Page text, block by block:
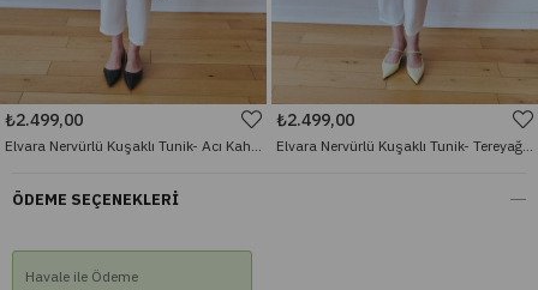
₺2.499,00 ₺2.499,00
ÖDEME SEÇENEKLERI
Havale ile Ödeme